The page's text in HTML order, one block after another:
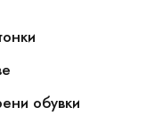
обувки